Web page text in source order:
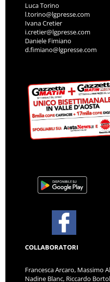
Luca Torino
l.torino@lgpresse.com
Ivana Cretier
i.cretier@lgpresse.com
Daniele Fimiano
d.fimiano@lgpresse.com
COLLABORATORI
Francesca Arcaro, Massimo
Nadine Blanc, Riccardo